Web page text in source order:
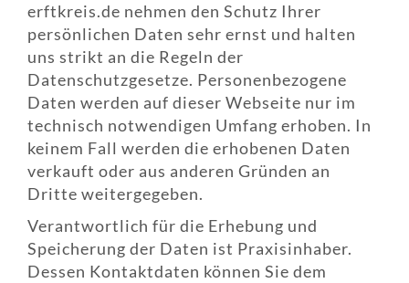
erftkreis.de nehmen den Schutz Ihrer
persönlichen Daten sehr ernst und halten
uns strikt an die Regeln der
Datenschutzgesetze. Personenbezogene
Daten werden auf dieser Webseite nur im
technisch notwendigen Umfang erhoben. In
keinem Fall werden die erhobenen Daten
verkauft oder aus anderen Gründen an
Dritte weitergegeben.
Verantwortlich für die Erhebung und
Speicherung der Daten ist Praxisinhaber.
Dessen Kontaktdaten können Sie dem